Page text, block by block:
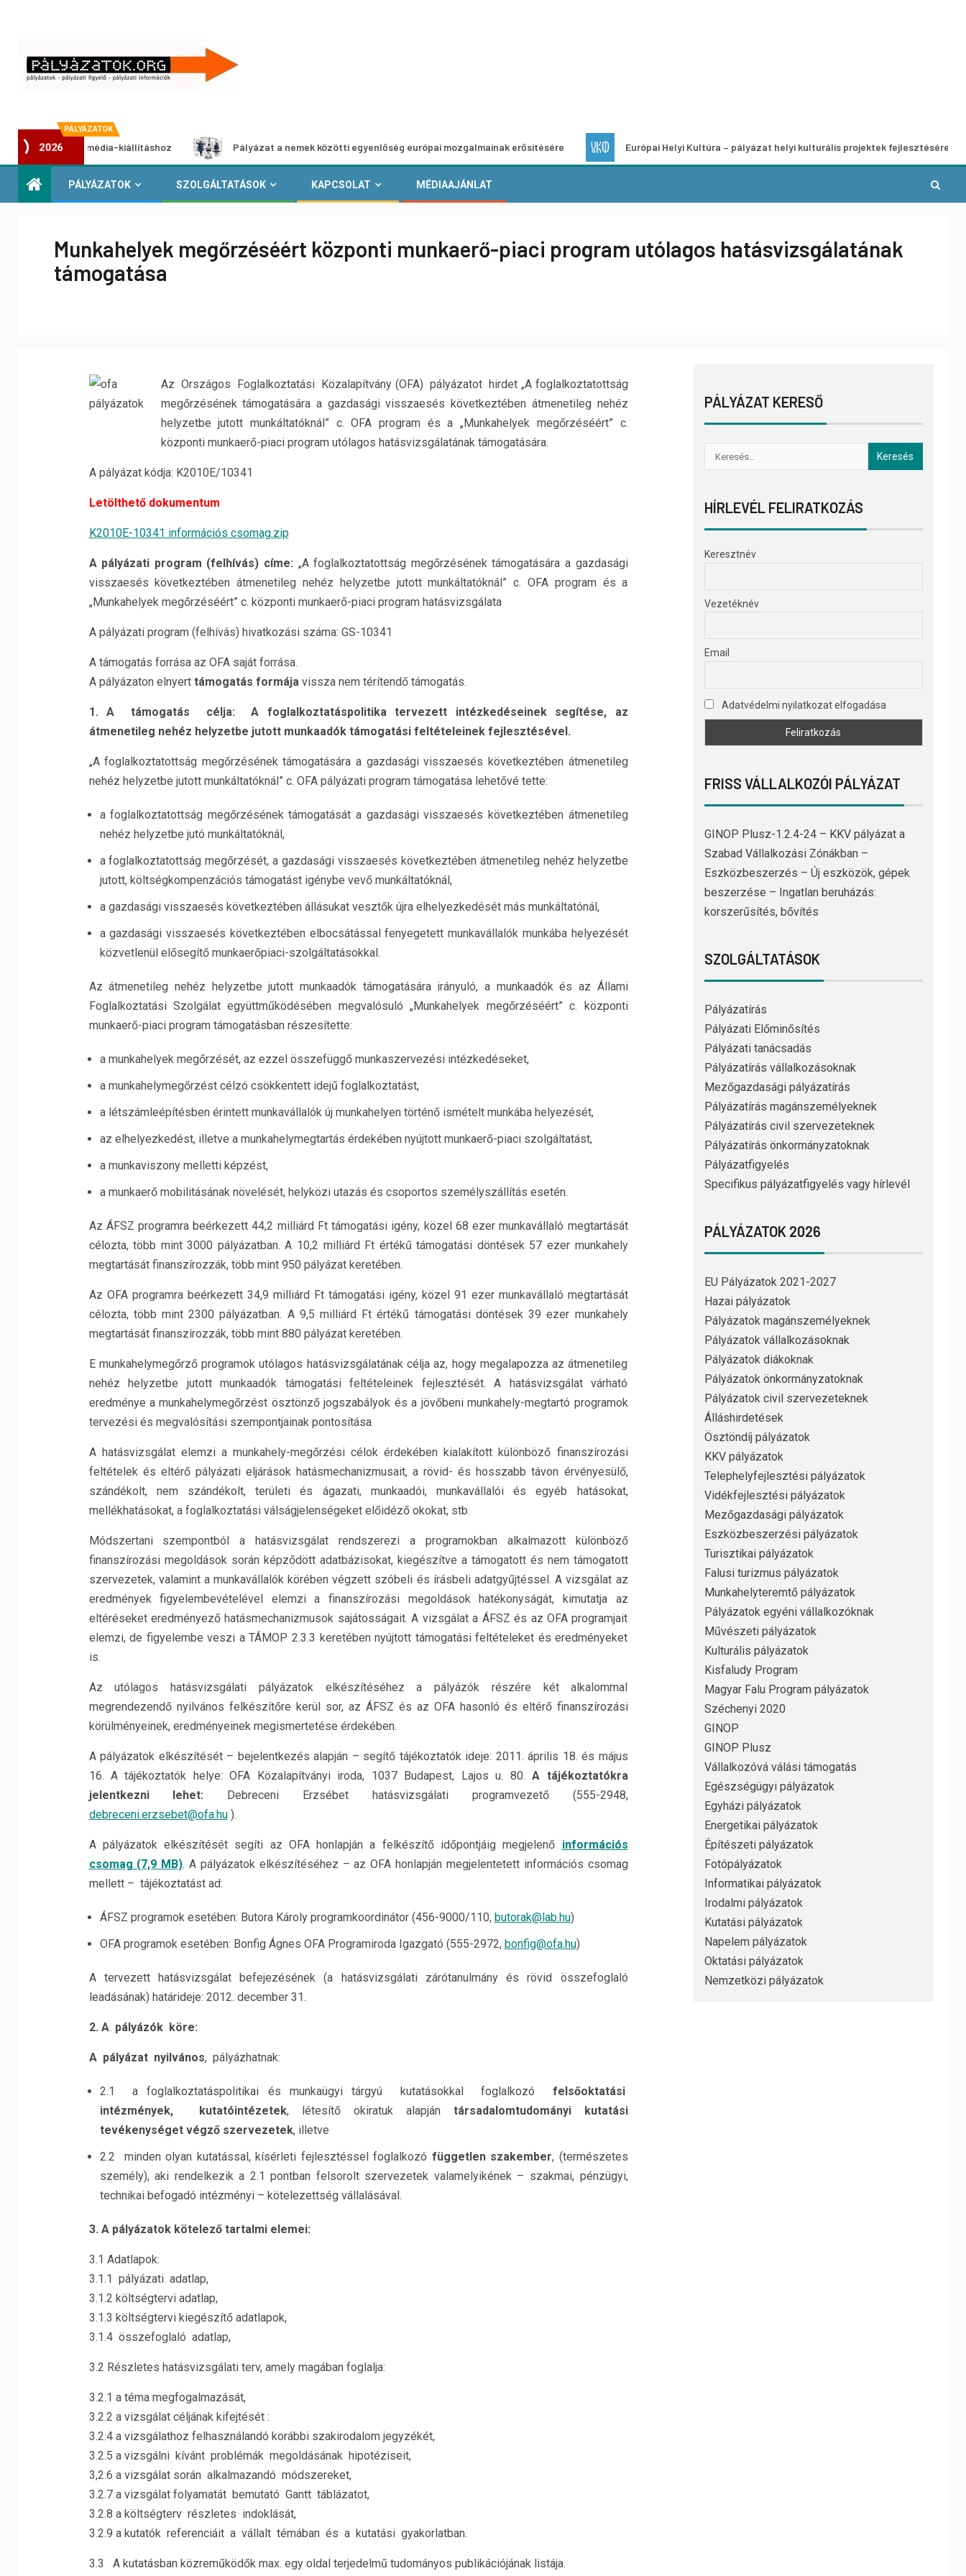
PÁLYÁZATOK
2026
multimédia-kiállításhoz Pályázat a nemek közötti egyenlőség európai mozgalmainak erősítésére Európai Helyi Kultúra – pályázat helyi kulturális projektek fejlesztésére
PÁLYÁZATOK SZOLGÁLTATÁSOK KAPCSOLAT MÉDIAAJÁNLAT
Munkahelyek megőrzéséért központi munkaerő-piaci program utólagos hatásvizsgálatának
támogatása
Az Országos Foglalkoztatási Közalapítvány (OFA) pályázatot hirdet „A foglalkoztatottság
megőrzésének támogatására a gazdasági visszaesés következtében átmenetileg nehéz
helyzetbe jutott munkáltatóknál” c. OFA program és a „Munkahelyek megőrzéséért” c.
központi munkaerő-piaci program utólagos hatásvizsgálatának támogatására.
A pályázat kódja: K2010E/10341
Letölthető dokumentum
K2010E-10341 információs csomag.zip
A pályázati program (felhívás) címe: „A foglalkoztatottság megőrzésének támogatására a gazdasági
visszaesés következtében átmenetileg nehéz helyzetbe jutott munkáltatóknál” c. OFA program és a
„Munkahelyek megőrzéséért” c. központi munkaerő-piaci program hatásvizsgálata
A pályázati program (felhívás) hivatkozási száma: GS-10341
A támogatás forrása az OFA saját forrása.
A pályázaton elnyert támogatás formájavissza nem térítendő támogatás.
1. A támogatás célja: A foglalkoztatáspolitika tervezett intézkedéseinek segítése, az
átmenetileg nehéz helyzetbe jutott munkaadók támogatási feltételeinek fejlesztésével.
„A foglalkoztatottság megőrzésének támogatására a gazdasági visszaesés következtében átmenetileg
nehéz helyzetbe jutott munkáltatóknál” c. OFA pályázati program támogatása lehetővé tette:
a foglalkoztatottság megőrzésének támogatását a gazdasági visszaesés következtében átmenetileg
nehéz helyzetbe jutó munkáltatóknál,
a foglalkoztatottság megőrzését, a gazdasági visszaesés következtében átmenetileg nehéz helyzetbe
jutott, költségkompenzációs támogatást igénybe vevő munkáltatóknál,
a gazdasági visszaesés következtében állásukat vesztők újra elhelyezkedését más munkáltatónál,
a gazdasági visszaesés következtében elbocsátással fenyegetett munkavállalók munkába helyezését
közvetlenül elősegítő munkaerőpiaci-szolgáltatásokkal.
Az átmenetileg nehéz helyzetbe jutott munkaadók támogatására irányuló, a munkaadók és az Állami
Foglalkoztatási Szolgálat együttműködésében megvalósuló „Munkahelyek megőrzéséért” c. központi
munkaerő-piaci program támogatásban részesítette:
a munkahelyek megőrzését, az ezzel összefüggő munkaszervezési intézkedéseket,
a munkahelymegőrzést célzó csökkentett idejű foglalkoztatást,
a létszámleépítésben érintett munkavállalók új munkahelyen történő ismételt munkába helyezését,
az elhelyezkedést, illetve a munkahelymegtartás érdekében nyújtott munkaerő-piaci szolgáltatást,
a munkaviszony melletti képzést,
a munkaerő mobilitásának növelését, helyközi utazás és csoportos személyszállítás esetén.
Az ÁFSZ programra beérkezett 44,2 milliárd Ft támogatási igény, közel 68 ezer munkavállaló megtartását
célozta, több mint 3000 pályázatban. A 10,2 milliárd Ft értékű támogatási döntések 57 ezer munkahely
megtartását finanszírozzák, több mint 950 pályázat keretében.
Az OFA programra beérkezett 34,9 milliárd Ft támogatási igény, közel 91 ezer munkavállaló megtartását
célozta, több mint 2300 pályázatban. A 9,5 milliárd Ft értékű támogatási döntések 39 ezer munkahely
megtartását finanszírozzák, több mint 880 pályázat keretében.
E munkahelymegőrző programok utólagos hatásvizsgálatának célja az, hogy megalapozza az átmenetileg
nehéz helyzetbe jutott munkaadók támogatási feltételeinek fejlesztését. A hatásvizsgálat várható
eredménye a munkahelymegőrzést ösztönző jogszabályok és a jövőbeni munkahely-megtartó programok
tervezési és megvalósítási szempontjainak pontosítása.
A hatásvizsgálat elemzi a munkahely-megőrzési célok érdekében kialakított különböző finanszírozási
feltételek és eltérő pályázati eljárások hatásmechanizmusait, a rövid- és hosszabb távon érvényesülő,
szándékolt, nem szándékolt, területi és ágazati, munkaadói, munkavállalói és egyéb hatásokat,
mellékhatásokat, a foglalkoztatási válságjelenségeket előidéző okokat, stb.
Módszertani szempontból a hatásvizsgálat rendszerezi a programokban alkalmazott különböző
finanszírozási megoldások során képződött adatbázisokat, kiegészítve a támogatott és nem támogatott
szervezetek, valamint a munkavállalók körében végzett szóbeli és írásbeli adatgyűjtéssel. A vizsgálat az
eredmények figyelembevételével elemzi a finanszírozási megoldások hatékonyságát, kimutatja az
eltéréseket eredményező hatásmechanizmusok sajátosságait. A vizsgálat a ÁFSZ és az OFA programjait
elemzi, de figyelembe veszi a TÁMOP 2.3.3 keretében nyújtott támogatási feltételeket és eredményeket
is.
Az utólagos hatásvizsgálati pályázatok elkészítéséhez a pályázók részére két alkalommal
megrendezendő nyilvános felkészítőre kerül sor, az ÁFSZ és az OFA hasonló és eltérő finanszírozási
körülményeinek, eredményeinek megismertetése érdekében.
A pályázatok elkészítését – bejelentkezés alapján – segítő tájékoztatók ideje: 2011. április 18. és május
16. A tájékoztatók helye: OFA Közalapítványi iroda, 1037 Budapest, Lajos u. 80.A tájékoztatókra
jelentkezni lehet: Debreceni Erzsébet hatásvizsgálati programvezető (555-2948,
debreceni.erzsebet@ofa.hu).
A pályázatok elkészítését segíti az OFA honlapján a felkészítő időpontjáig megjelenő információs
csomag (7,9 MB). A pályázatok elkészítéséhez – az OFA honlapján megjelentetett információs csomag
mellett – tájékoztatást ad:
ÁFSZ programok esetében: Butora Károly programkoordinátor (456-9000/110, butorak@lab.hu)
OFA programok esetében: Bonfig Ágnes OFA Programiroda Igazgató (555-2972, bonfig@ofa.hu)
A tervezett hatásvizsgálat befejezésének (a hatásvizsgálati zárótanulmány és rövid összefoglaló
leadásának) határideje: 2012. december 31.
2. A pályázók köre:
A pályázat nyilvános, pályázhatnak:
2.1 a foglalkoztatáspolitikai és munkaügyi tárgyú kutatásokkal foglalkozó felsőoktatási
intézmények, kutatóintézetek, létesítő okiratuk alapján társadalomtudományi kutatási
tevékenységet végző szervezetek, illetve
2.2 minden olyan kutatással, kísérleti fejlesztéssel foglalkozó független szakember, (természetes
személy), aki rendelkezik a 2.1 pontban felsorolt szervezetek valamelyikének – szakmai, pénzügyi,
technikai befogadó intézményi – kötelezettség vállalásával.
3. A pályázatok kötelező tartalmi elemei:
3.1 Adatlapok:
3.1.1 pályázati adatlap,
3.1.2 költségtervi adatlap,
3.1.3 költségtervi kiegészítő adatlapok,
3.1.4 összefoglaló adatlap,
3.2 Részletes hatásvizsgálati terv, amely magában foglalja:
3.2.1 a téma megfogalmazását,
3.2.2 a vizsgálat céljának kifejtését :
3.2.4 a vizsgálathoz felhasználandó korábbi szakirodalom jegyzékét,
3.2.5 a vizsgálni kívánt problémák megoldásának hipotéziseit,
3,2.6 a vizsgálat során alkalmazandó módszereket,
3.2.7 a vizsgálat folyamatát bemutató Gantt táblázatot,
3.2.8 a költségterv részletes indoklását,
3.2.9 a kutatók referenciáit a vállalt témában és a kutatási gyakorlatban.
3.3 A kutatásban közreműködők max. egy oldal terjedelmű tudományos publikációjának listája.
PÁLYÁZAT KERESŐ
HÍRLEVÉL FELIRATKOZÁS
Keresztnév
Vezetéknév
Email
Adatvédelmi nyilatkozat elfogadása
FRISS VÁLLALKOZÓI PÁLYÁZAT
GINOP Plusz-1.2.4-24 – KKV pályázat a
Szabad Vállalkozási Zónákban –
Eszközbeszerzés – Új eszközök, gépek
beszerzése – Ingatlan beruházás:
korszerűsítés, bővítés
SZOLGÁLTATÁSOK
Pályázatírás
Pályázati Előminősítés
Pályázati tanácsadás
Pályázatírás vállalkozásoknak
Mezőgazdasági pályázatírás
Pályázatírás magánszemélyeknek
Pályázatírás civil szervezeteknek
Pályázatírás önkormányzatoknak
Pályázatfigyelés
Specifikus pályázatfigyelés vagy hírlevél
PÁLYÁZATOK 2026
EU Pályázatok 2021-2027
Hazai pályázatok
Pályázatok magánszemélyeknek
Pályázatok vállalkozásoknak
Pályázatok diákoknak
Pályázatok önkormányzatoknak
Pályázatok civil szervezeteknek
Álláshirdetések
Ösztöndíj pályázatok
KKV pályázatok
Telephelyfejlesztési pályázatok
Vidékfejlesztési pályázatok
Mezőgazdasági pályázatok
Eszközbeszerzési pályázatok
Turisztikai pályázatok
Falusi turizmus pályázatok
Munkahelyteremtő pályázatok
Pályázatok egyéni vállalkozóknak
Művészeti pályázatok
Kulturális pályázatok
Kisfaludy Program
Magyar Falu Program pályázatok
Széchenyi 2020
GINOP
GINOP Plusz
Vállalkozóvá válási támogatás
Egészségügyi pályázatok
Egyházi pályázatok
Energetikai pályázatok
Építészeti pályázatok
Fotópályázatok
Informatikai pályázatok
Irodalmi pályázatok
Kutatási pályázatok
Napelem pályázatok
Oktatási pályázatok
Nemzetközi pályázatok